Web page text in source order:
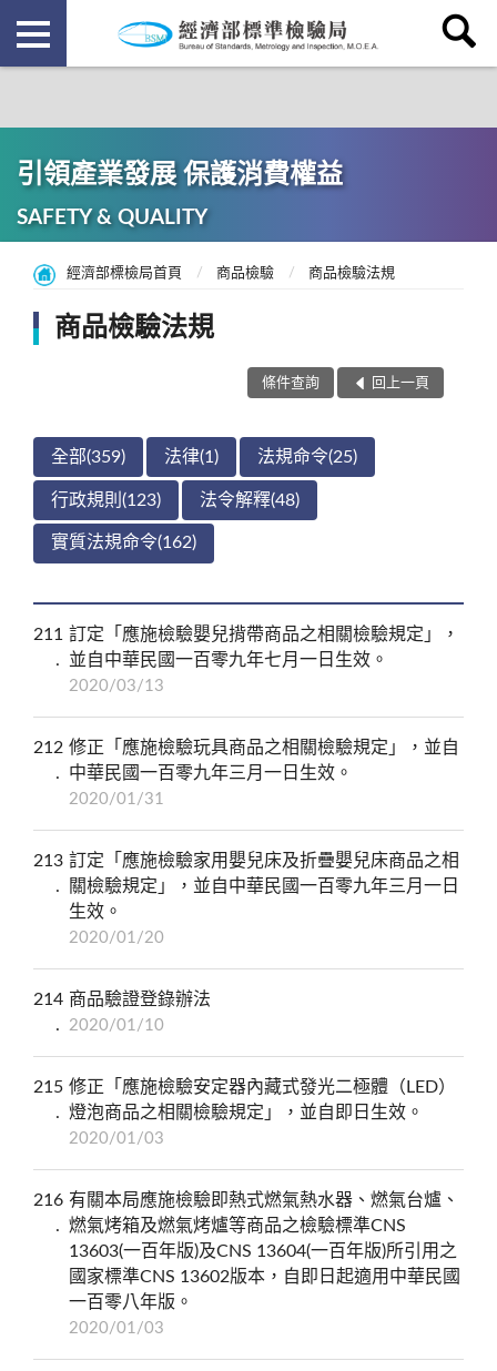
引領產業發展 保護消費權益
SAFETY & QUALITY
經濟部標檢局首頁 商品檢驗 商品檢驗法規
商品檢驗法規
條件查詢 回上一頁
全部(359) 法律(1) 法規命令(25)
行政規則(123) 法令解釋(48)
實質法規命令(162)
211 訂定「應施檢驗嬰兒揹帶商品之相關檢驗規定」，
並自中華民國一百零九年七月一日生效。
2020/03/13
212 修正「應施檢驗玩具商品之相關檢驗規定」，並自
中華民國一百零九年三月一日生效。
2020/01/31
213 訂定「應施檢驗家用嬰兒床及折疊嬰兒床商品之相
關檢驗規定」，並自中華民國一百零九年三月一日
生效。
2020/01/20
214 商品驗證登錄辦法
2020/01/10
215 修正「應施檢驗安定器內藏式發光二極體（LED）
燈泡商品之相關檢驗規定」，並自即日生效。
2020/01/03
216 有關本局應施檢驗即熱式燃氣熱水器、燃氣台爐、
燃氣烤箱及燃氣烤爐等商品之檢驗標準CNS
13603(一百年版)及CNS 13604(一百年版)所引用之
國家標準CNS 13602版本，自即日起適用中華民國
一百零八年版。
2020/01/03